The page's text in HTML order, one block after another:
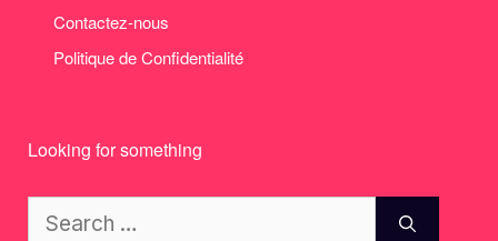
Contactez-nous
Politique de Confidentialité
Looking for something
for: